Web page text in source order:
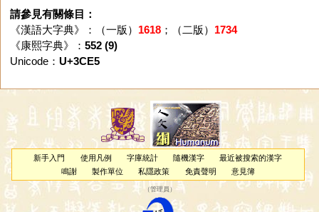
請參見有關條目：
《漢語大字典》：（一版） 1618；（二版） 1734
《康熙字典》： 552 (9)
Unicode： U+3CE5
新手入門 使用凡例 字庫統計 隨機漢字
最近被搜索的漢字
鳴謝
製作單位 私隱政策 免責聲明 意見簿
（管理員 ）